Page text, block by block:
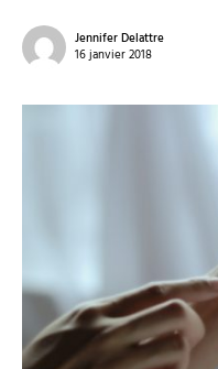
Jennifer Delattre
16 janvier 2018